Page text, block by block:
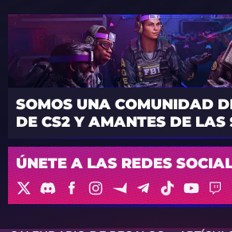
SOMOS UNA COMUNIDAD
DE CS2 Y AMANTES DE LAS
ÚNETE A LAS REDES